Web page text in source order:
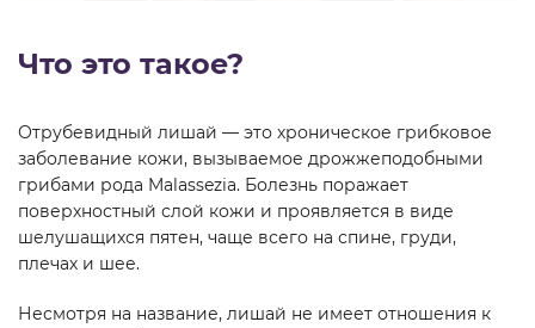
Что это такое?
Отрубевидный лишай — это хроническое грибковое
заболевание кожи, вызываемое дрожжеподобными
грибами рода Malassezia. Болезнь поражает
поверхностный слой кожи и проявляется в виде
шелушащихся пятен, чаще всего на спине, груди,
плечах и шее.
Несмотря на название, лишай не имеет отношения к